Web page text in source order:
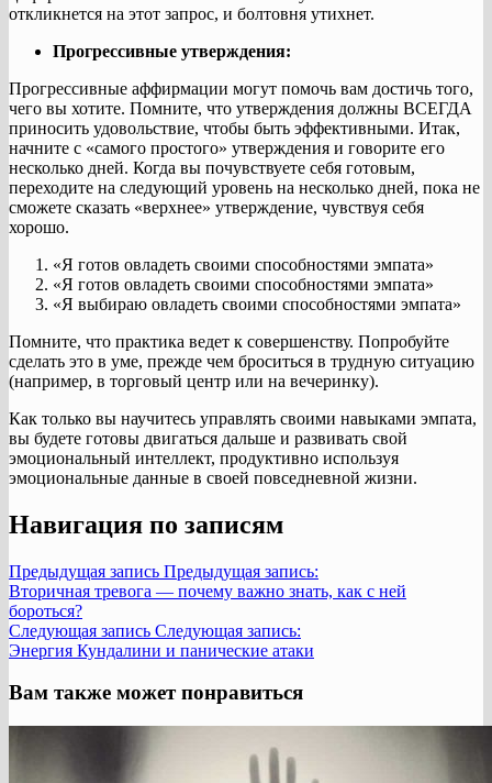
откликнется на этот запрос, и болтовня утихнет.
Прогрессивные утверждения:
Прогрессивные аффирмации могут помочь вам достичь того,
чего вы хотите. Помните, что утверждения должны ВСЕГДА
приносить удовольствие, чтобы быть эффективными. Итак,
начните с «самого простого» утверждения и говорите его
несколько дней. Когда вы почувствуете себя готовым,
переходите на следующий уровень на несколько дней, пока не
сможете сказать «верхнее» утверждение, чувствуя себя
хорошо.
«Я готов овладеть своими способностями эмпата»
«Я готов овладеть своими способностями эмпата»
«Я выбираю овладеть своими способностями эмпата»
Помните, что практика ведет к совершенству. Попробуйте
сделать это в уме, прежде чем броситься в трудную ситуацию
(например, в торговый центр или на вечеринку).
Как только вы научитесь управлять своими навыками эмпата,
вы будете готовы двигаться дальше и развивать свой
эмоциональный интеллект, продуктивно используя
эмоциональные данные в своей повседневной жизни.
Навигация по записям
Предыдущая запись Предыдущая запись:
Вторичная тревога — почему важно знать, как с ней
бороться?
Следующая запись Следующая запись:
Энергия Кундалини и панические атаки
Вам также может понравиться